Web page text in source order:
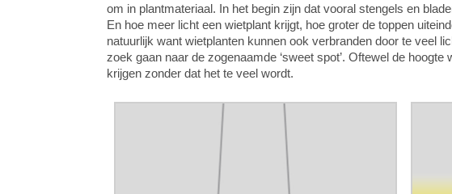
om in plantmateriaal. In het begin zijn dat vooral stengels en
En hoe meer licht een wietplant krijgt, hoe groter de toppen
natuurlijk want wietplanten kunnen ook verbranden door te veel
zoek gaan naar de zogenaamde ‘sweet spot’. Oftewel de
krijgen zonder dat het te veel wordt.